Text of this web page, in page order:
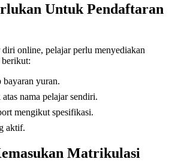
Untuk Pendaftaran
diri online, pelajar perlu menyediakan
yuran.
nama pelajar sendiri.
mengikut spesifikasi.
aktif.
Matrikulasi